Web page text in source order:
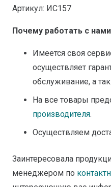
Артикул: ИС157
Почему работать с
Имеется своя
осуществляет
обслуживание, а
На все товары
производителя.
Осуществляем
Заинтересовала
менеджером по